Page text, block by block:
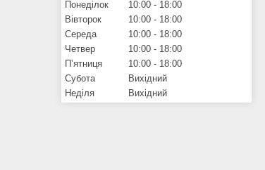
Понеділок 10:00
18:00
Вівторок
10:00
18:00
Середа
10:00
18:00
Четвер
10:00
18:00
Пʼятниця
10:00
18:00
Субота
Вихідний
Неділя
Вихідний